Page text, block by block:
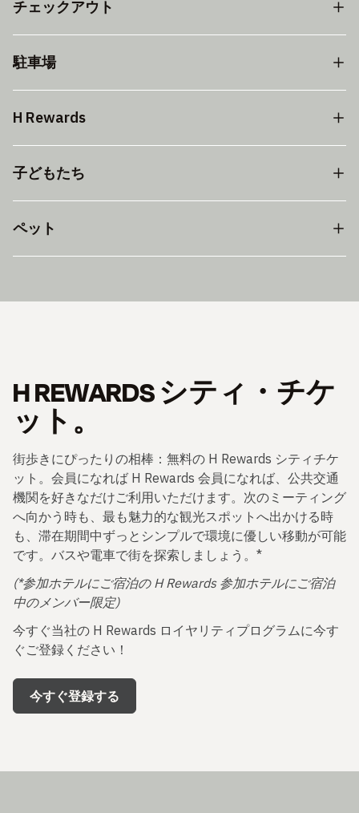
チェックアウト
駐車場
H Rewards
子どもたち
ペット
H REWARDS シティ・チケ
ット。
街歩きにぴったりの相棒：無料の H Rewards シティチケ
ット。会員になれば H Rewards 会員になれば、公共交通
機関を好きなだけご利用いただけます。次のミーティング
へ向かう時も、最も魅力的な観光スポットへ出かける時
も、滞在期間中ずっとシンプルで環境に優しい移動が可能
です。バスや電車で街を探索しましょう。*
(*参加ホテルにご宿泊の H Rewards 参加ホテルにご宿泊
中のメンバー限定)
今すぐ当社の H Rewards ロイヤリティプログラムに今す
ぐご登録ください！
今すぐ登録する